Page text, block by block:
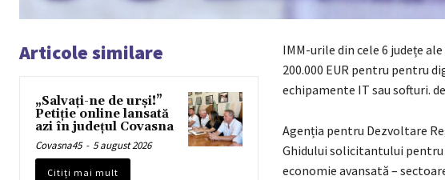
Articole similare
„Salvați-ne de urși!”
Petiție online lansată
azi în județul Covasna
Covasna45 - 5 august 2026
Citiți mai mult
IMM-urile din cele 6 județe
200.000 EUR pentru pentru
echipamente IT sau softuri.
Agenția pentru Dezvoltare
Ghidului solicitantului
economie avansată –